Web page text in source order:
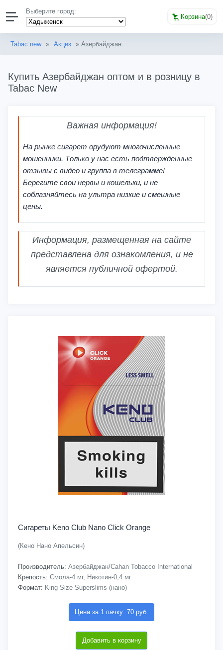
Выберите город:
Корзина(0)
Tabac new » Акциз » Азербайджан
Купить Азербайджан оптом и в розницу в
Tabac New
Важная информация!
На рынке сигарет орудуют многочисленные
мошенники. Только у нас есть подтвержденные
отзывы с видео и группа в телеграмме!
Берегите свои нервы и кошельки, и не
соблазняйтесь на ультра низкие и смешные
цены.
Информация, размещенная на сайте
представлена для ознакомления, и не
является публичной офертой.
Сигареты Keno Club Nano Click Orange
(Кено Нано Апельсин)
Производитель: Азербайджан/Cahan Tobacco International
Крепость: Смола-4 мг, Никотин-0,4 мг
Формат: King Size Superslims (нано)
Цена за 1 пачку: 70 руб.
Добавить в корзину